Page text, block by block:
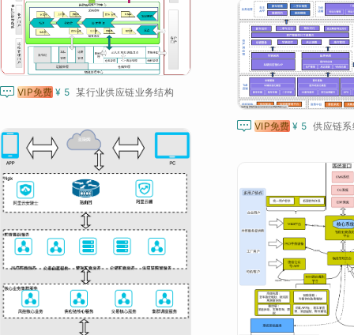
 VIP免费 ¥ 5 某行业供应链业务结构
 VIP免费 ¥ 5 供应链